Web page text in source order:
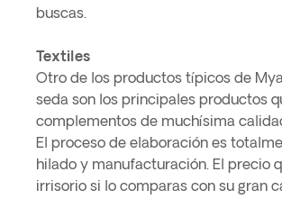
buscas.
Textiles
Otro de los productos típicos de
seda son los principales productos
complementos de muchísima
El proceso de elaboración es
hilado y manufacturación. El precio
irrisorio si lo comparas con su gran